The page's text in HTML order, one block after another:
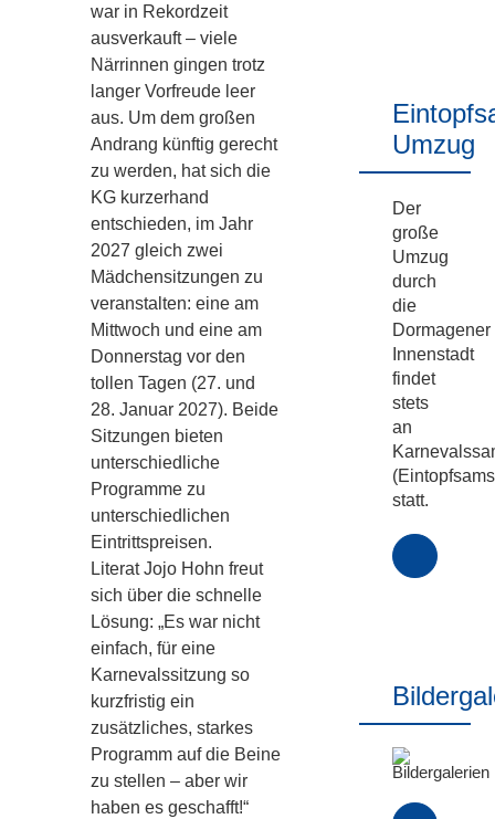
war in Rekordzeit
ausverkauft – viele
Närrinnen gingen trotz
langer Vorfreude leer
aus. Um dem großen
Andrang künftig gerecht
zu werden, hat sich die
KG kurzerhand
entschieden, im Jahr
2027 gleich zwei
Mädchensitzungen zu
veranstalten: eine am
Mittwoch und eine am
Donnerstag vor den
tollen Tagen (27. und
28. Januar 2027). Beide
Sitzungen bieten
unterschiedliche
Programme zu
unterschiedlichen
Eintrittspreisen.
Literat Jojo Hohn freut
sich über die schnelle
Lösung: „Es war nicht
einfach, für eine
Karnevalssitzung so
kurzfristig ein
zusätzliches, starkes
Programm auf die Beine
zu stellen – aber wir
haben es geschafft!“
Umzug
Der
große
Umzug
durch
die
Dormagener
Innenstadt
findet
stets
an
statt.